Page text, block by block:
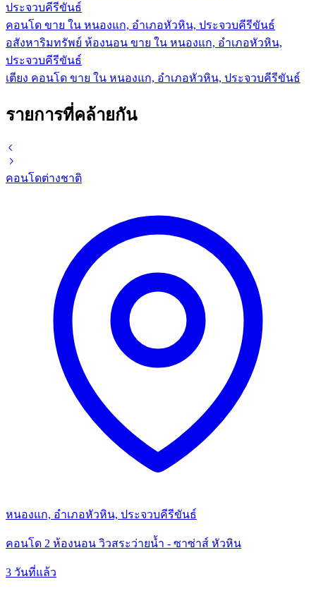
ประจวบคีรีขันธ์
คอนโด ขาย ใน หนองแก, อำเภอหัวหิน, ประจวบคีรีขันธ์
อสังหาริมทรัพย์ ห้องนอน ขาย ใน หนองแก, อำเภอหัวหิน,
ประจวบคีรีขันธ์
เตียง คอนโด ขาย ใน หนองแก, อำเภอหัวหิน, ประจวบคีรีขันธ์
รายการที่คล้ายกัน
คอนโดต่างชาติ
หนองแก, อำเภอหัวหิน, ประจวบคีรีขันธ์
คอนโด 2 ห้องนอน วิวสระว่ายน้ำ - ซาซ่าส์ หัวหิน
3 วันที่แล้ว